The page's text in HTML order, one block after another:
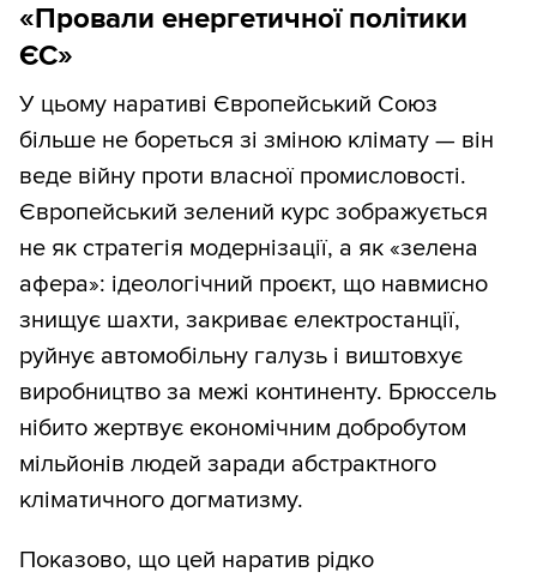
«Провали енергетичної політики
ЄС»
У цьому наративі Європейський Союз
більше не бореться зі зміною клімату — він
веде війну проти власної промисловості.
Європейський зелений курс зображується
не як стратегія модернізації, а як «зелена
афера»: ідеологічний проєкт, що навмисно
знищує шахти, закриває електростанції,
руйнує автомобільну галузь і виштовхує
виробництво за межі континенту. Брюссель
нібито жертвує економічним добробутом
мільйонів людей заради абстрактного
кліматичного догматизму.
Показово, що цей наратив рідко